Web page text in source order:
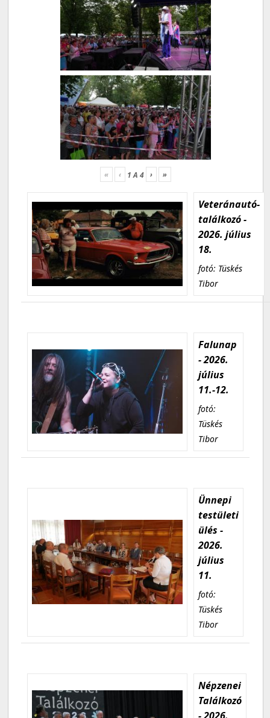
« ‹ 1A 4 › »
Veteránautó-
találkozó -
2026. július
18.
fotó: Tüskés
Tibor
Falunap
- 2026.
július
11.-12.
fotó:
Tüskés
Tibor
Ünnepi
testületi
ülés -
2026.
július
11.
fotó:
Tüskés
Tibor
Népzenei
Találkozó